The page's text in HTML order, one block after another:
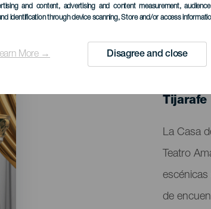
and content, advertising and content measurement,
identification through device scanning, Store and/or access
More → Disagree and closeEVENTO
Tijarafe
del
evento
La Casa
Teatro
de